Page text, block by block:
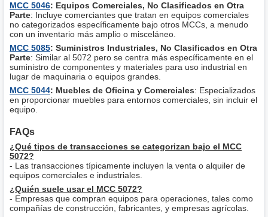
MCC 5046: Equipos Comerciales, No Clasificados en Otra
Parte: Incluye comerciantes que tratan en equipos comerciales
no categorizados específicamente bajo otros MCCs, a menudo
con un inventario más amplio o misceláneo.
MCC 5085: Suministros Industriales, No Clasificados en Otra
Parte: Similar al 5072 pero se centra más específicamente en el
suministro de componentes y materiales para uso industrial en
lugar de maquinaria o equipos grandes.
MCC 5044: Muebles de Oficina y Comerciales: Especializados
en proporcionar muebles para entornos comerciales, sin incluir el
equipo.
FAQs
¿Qué tipos de transacciones se categorizan bajo el MCC
5072?
- Las transacciones típicamente incluyen la venta o alquiler de
equipos comerciales e industriales.
¿Quién suele usar el MCC 5072?
- Empresas que compran equipos para operaciones, tales como
compañías de construcción, fabricantes, y empresas agrícolas.